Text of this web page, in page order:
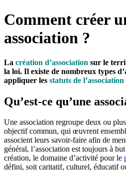
Comment créer
association ?
La création d’association sur le
la loi. Il existe de nombreux types
appliquer les statuts de l’association
Qu’est-ce qu’une
Une association regroupe deux ou
objectif commun, qui œuvrent
associent leurs savoir-faire afin de
général, l’association est toujours à
création, le domaine d’activité pour le
défini, soit caritatif, culturel, éducatif